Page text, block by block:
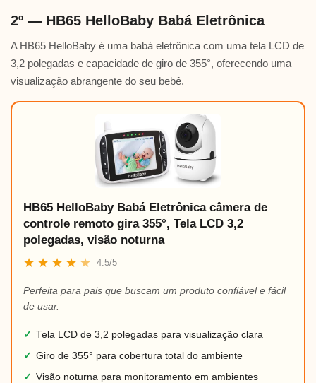
2º — HB65 HelloBaby Babá Eletrônica
A HB65 HelloBaby é uma babá eletrônica com uma tela LCD de
3,2 polegadas e capacidade de giro de 355°, oferecendo uma
visualização abrangente do seu bebê.
HB65 HelloBaby Babá Eletrônica câmera de
controle remoto gira 355°, Tela LCD 3,2
polegadas, visão noturna
★ ★ ★ ★ ★ 4.5/5
Perfeita para pais que buscam um produto confiável e fácil
de usar.
✓ Tela LCD de 3,2 polegadas para visualização clara
✓ Giro de 355° para cobertura total do ambiente
✓ Visão noturna para monitoramento em ambientes